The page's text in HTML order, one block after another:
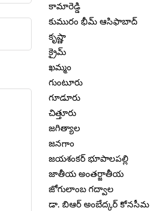
కామారెడ్డి
కుమురం భీమ్ ఆసిఫాబాద్
కృష్ణా
క్రైమ్
ఖమ్మం
గుంటూరు
గూడూరు
చిత్తూరు
జగిత్యాల
జనగాం
జయశంకర్ భూపాలపల్లి
జాతీయ అంతర్జాతీయ
జోగులాంబ గద్వాల
డా. బిఆర్ అంబేద్కర్ కోనసీమ